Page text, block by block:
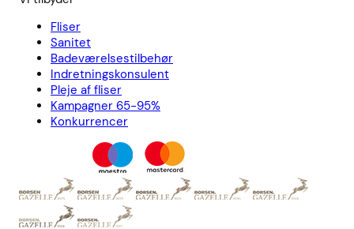
Fliser
Sanitet
Badeværelsestilbehør
Indretningskonsulent
Pleje af fliser
Kampagner 65-95%
Konkurrencer